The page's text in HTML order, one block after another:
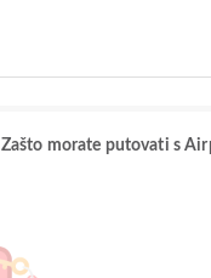
Zašto morate putovati s